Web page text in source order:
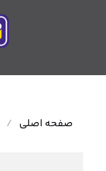
صفحه اصلی /